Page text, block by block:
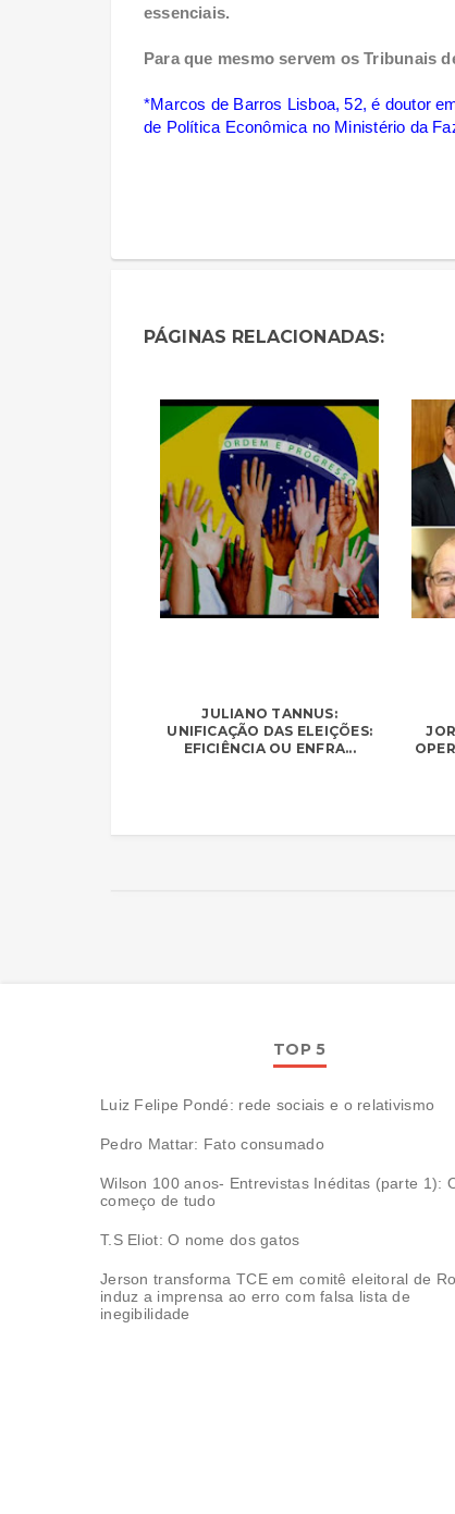
essenciais.
Para que mesmo servem os Tribunais
*Marcos de Barros Lisboa, 52, é doutor
de Política Econômica no Ministério da
PÁGINAS RELACIONADAS:
JULIANO TANNUS:
UNIFICAÇÃO DAS ELEIÇÕES:
EFICIÊNCIA OU ENFRA...
TOP 5
Luiz Felipe Pondé: rede sociais e o relativismo
Pedro Mattar: Fato consumado
Wilson 100 anos- Entrevistas Inéditas (parte 1):
começo de tudo
T.S Eliot: O nome dos gatos
Jerson transforma TCE em comitê eleitoral de
induz a imprensa ao erro com falsa lista de
inegibilidade